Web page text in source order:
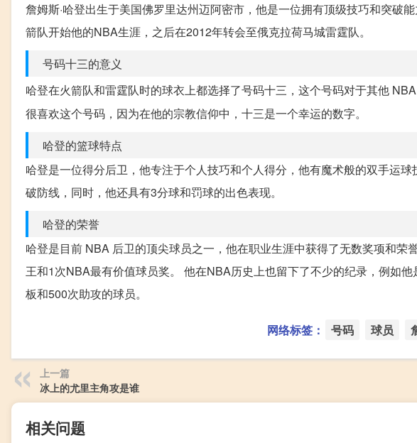
詹姆斯·哈登出生于美国佛罗里达州迈阿密市，他是一位拥有顶级技巧和突破
箭队开始他的NBA生涯，之后在2012年转会至俄克拉荷马城雷霆队。
号码十三的意义
哈登在火箭队和雷霆队时的球衣上都选择了号码十三，这个号码对于其他 NBA
很喜欢这个号码，因为在他的宗教信仰中，十三是一个幸运的数字。
哈登的篮球特点
哈登是一位得分后卫，他专注于个人技巧和个人得分，他有魔术般的双手运
破防线，同时，他还具有3分球和罚球的出色表现。
哈登的荣誉
哈登是目前 NBA 后卫的顶尖球员之一，他在职业生涯中获得了无数奖项和
王和1次NBA最有价值球员奖。 他在NBA历史上也留下了不少的纪录，例如
板和500次助攻的球员。
网络标签： 号码 球员
上一篇
冰上的尤里主角攻是谁
相关问题